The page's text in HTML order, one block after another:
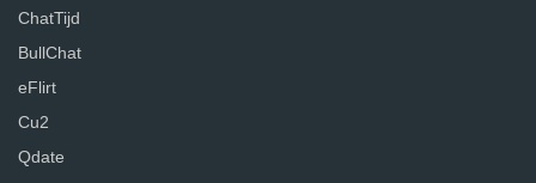
ChatTijd
BullChat
eFlirt
Cu2
Qdate